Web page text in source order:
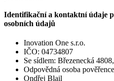
Identifikační a kontaktní údaje
osobních údajů
Inovation One s.r.o.
IČO: 04734807
Se sídlem: Březenecká
Odpovědná osoba pověřence
Ondřej Blail